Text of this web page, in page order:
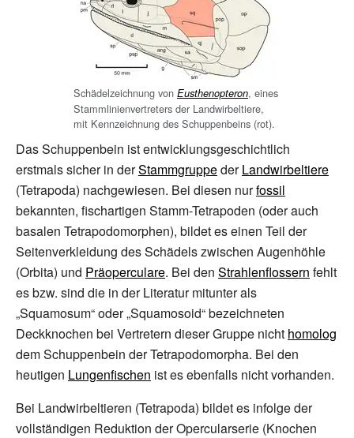
Schädelzeichnung von Eusthenopteron, eines
Stammlinienvertreters der Landwirbeltiere,
mit Kennzeichnung des Schuppenbeins (rot).
Das Schuppenbein ist entwicklungsgeschichtlich
erstmals sicher in derStammgruppederLandwirbeltiere
(Tetrapoda) nachgewiesen. Bei diesen nurfossil
bekannten, fischartigen Stamm-Tetrapoden (oder auch
basalen Tetrapodomorphen), bildet es einen Teil der
Seitenverkleidung des Schädels zwischen Augenhöhle
(Orbita) und Präoperculare. Bei den Strahlenflossern fehlt
es bzw. sind die in der Literatur mitunter als
„Squamosum“ oder „Squamosoid“ bezeichneten
Deckknochen bei Vertretern dieser Gruppe nicht homolog
dem Schuppenbein der Tetrapodomorpha. Bei den
heutigen Lungenfischen ist es ebenfalls nicht vorhanden.
Bei Landwirbeltieren (Tetrapoda) bildet es infolge der
vollständigen Reduktion der Opercularserie (Knochen